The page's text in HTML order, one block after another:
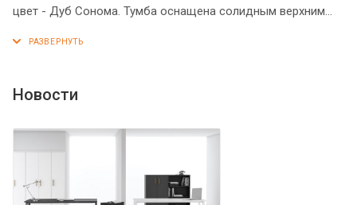
цвет - Дуб Сонома. Тумба оснащена солидным верхним
поверхностей - кромка ПВХ. Количество ящиков – 4, с
Ящики тумбы оснащены центральным замком.
Новости